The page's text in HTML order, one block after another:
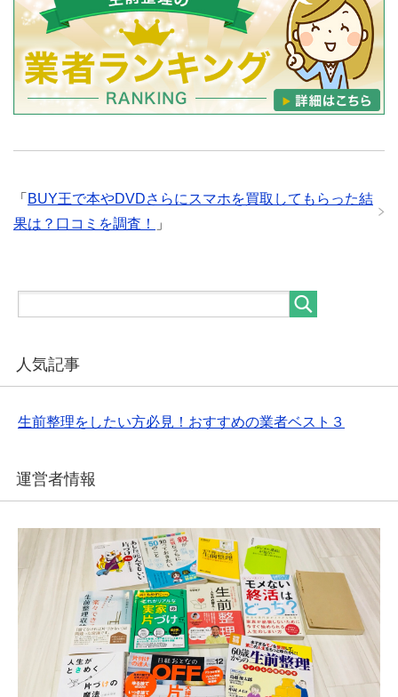
「 BUY王で本やDVDさらにスマホを買取してもらった結
果は？口コミを調査！
」
人気記事
生前整理をしたい方必見！おすすめの業者ベスト３
運営者情報